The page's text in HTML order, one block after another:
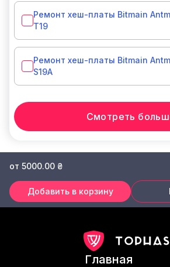
Ремонт хеш-платы Bitmain
T19
Ремонт хеш-платы Bitmain
S19A
Смотреть
от 5000.00 ₴
Добавить в корзину
Главная